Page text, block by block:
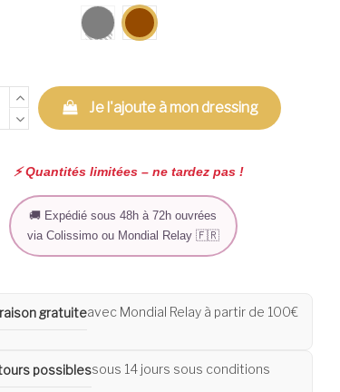
Noir
Marron
Je l'ajoute à mon dressing
⚡️ Quantités limitées – ne tardez pas !
🚚 Expédié sous 48h à 72h ouvrées
via Colissimo ou Mondial Relay 🇫🇷
gratuiteavec Mondial Relay à partir de 100€
possiblessous 14 jours sous conditions